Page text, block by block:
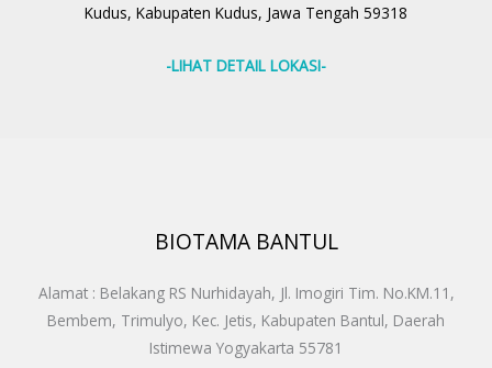
Kudus, Kabupaten Kudus, Jawa Tengah 59318
-LIHAT DETAIL LOKASI-
BIOTAMA BANTUL
Alamat : Belakang RS Nurhidayah, Jl. Imogiri Tim. No.KM.11,
Bembem, Trimulyo, Kec. Jetis, Kabupaten Bantul, Daerah
Istimewa Yogyakarta 55781